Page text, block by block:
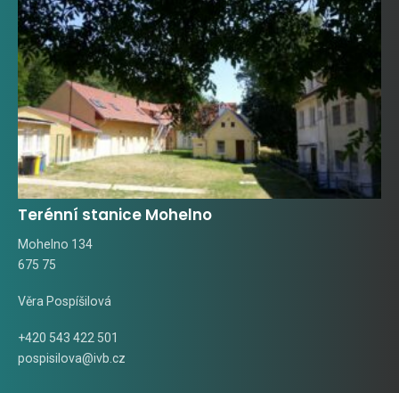
Terénní stanice Mohelno
Mohelno 134
675 75
Věra Pospíšilová
+420 543 422 501
pospisilova@ivb.cz